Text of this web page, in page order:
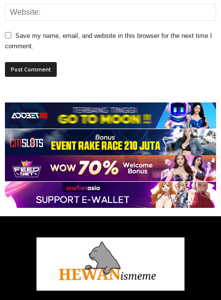
Save my name, email, and website in this browser for the next time I
comment.